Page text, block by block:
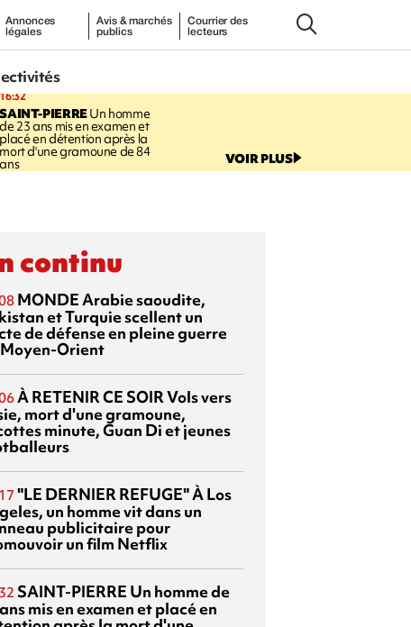
Annonces
légales
Avis & marchés
publics
Courrier des
lecteurs
16:32
SAINT-PIERREUn homme
de 23 ans mis en examen et
placé en détention après la
mort d'une gramoune de 84
ans VOIR PLUS
continu
MONDEArabie saoudite,
et Turquie scellent un
de défense en pleine guerre
Orient
À RETENIR CE SOIRVols vers
mort d'une gramoune,
minute, Guan Di et jeunes
"LE DERNIER REFUGE"À Los
un homme vit dans un
publicitaire pour
un film Netflix
SAINT-PIERRE Un homme de
mis en examen et placé en